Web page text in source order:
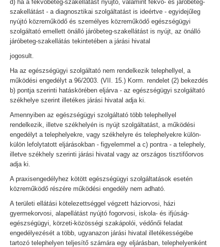
d) ha a fekvőbeteg-szakellátást nyújtó, valamint fekvő- és járóbeteg-
szakellátást - a diagnosztikai szolgáltatást is ideértve - egyidejűleg
nyújtó közreműködő és személyes közreműködő egészségügyi
szolgáltató emellett önálló járóbeteg-szakellátást is nyújt, az önálló
járóbeteg-szakellátás tekintetében a járási hivatal
jogosult.
Ha az egészségügyi szolgáltató nem rendelkezik telephellyel, a
működési engedélyt a 96/2003. (VII. 15.) Korm. rendelet (2) bekezdés
b) pontja szerinti hatáskörében eljárva - az egészségügyi szolgáltató
székhelye szerint illetékes járási hivatal adja ki.
Amennyiben az egészségügyi szolgáltató több telephellyel
rendelkezik, illetve székhelyén is nyújt szolgáltatást, a működési
engedélyt a telephelyekre, vagy székhelyre és telephelyekre külön-
külön lefolytatott eljárásokban - figyelemmel a c) pontra - a telephely,
illetve székhely szerinti járási hivatal vagy az országos tisztifőorvos
adja ki.
A praxisengedélyhez kötött egészségügyi szolgáltatások esetén
közreműködő részére működési engedély nem adható.
A területi ellátási kötelezettséggel végzett háziorvosi, házi
gyermekorvosi, alapellátást nyújtó fogorvosi, iskola- és ifjúság-
egészségügyi, körzeti-közösségi szakápolói, védőnői feladat
engedélyezését a több, ugyanazon járási hivatal illetékességébe
tartozó telephelyen teljesítő számára egy eljárásban, telephelyenként